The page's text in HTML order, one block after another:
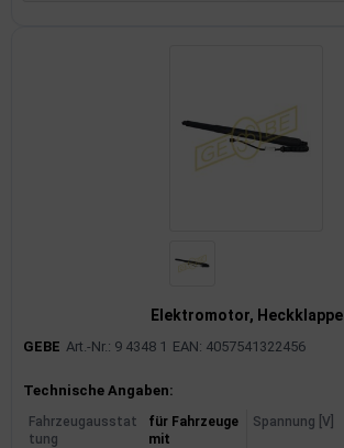
Elektromotor, Heckklappe
GEBE Art.-Nr.: 9 4348 1 EAN: 4057541322456
Produktinformationen
Technische Angaben:
Fahrzeugausstat
tung
für Fahrzeuge
mit
Spannung [V]